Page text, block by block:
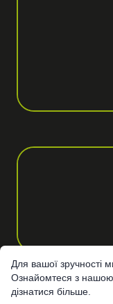
Для вашої зручності
Ознайомтеся з нашою
дізнатися більше.